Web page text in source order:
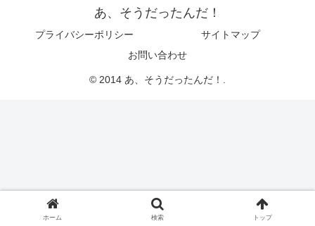
あ、そうだったんだ！
プライバシーポリシー
サイトマップ
お問い合わせ
© 2014 あ、そうだったんだ！.
ホーム 検索 トップ